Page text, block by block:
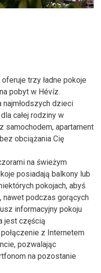
trzy ładne pokoje
pobyt w Hévíz.
najmłodszych dzieci
całej rodziny w
samochodem, apartament
obciążania Cię
na świeżym
posiadają balkony lub
pokojach, abyś
nawet podczas gorących
informacyjny pokoju
jest częścią
z Internetem
pozwalając
na pozostanie